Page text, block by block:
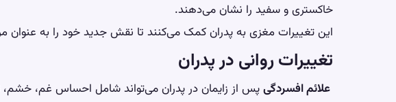
خاکستری و سفید را نشان می‌دهند.
این تغییرات مغزی به پدران کمک می‌کنند تا نقش جدید خود را به عنوان
تغییرات روانی در پدران
علائم افسردگیپس از زایمان در پدران می‌تواند شامل احساس غم،